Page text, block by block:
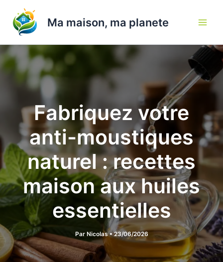
contenu
Ma maison, ma planete
Fabriquez votre
anti-moustiques
naturel : recettes
maison aux huiles
essentielles
Par Nicolas•23/06/2026